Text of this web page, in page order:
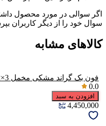
اگر سوالی در مورد محصول
سوال خود را از دیگر کاربران
کالاهای مشابه
فون بک گراند مشکی مخمل Black Velvet Backdrop 2×3
0.0
افزودن به سبد
4,450,000